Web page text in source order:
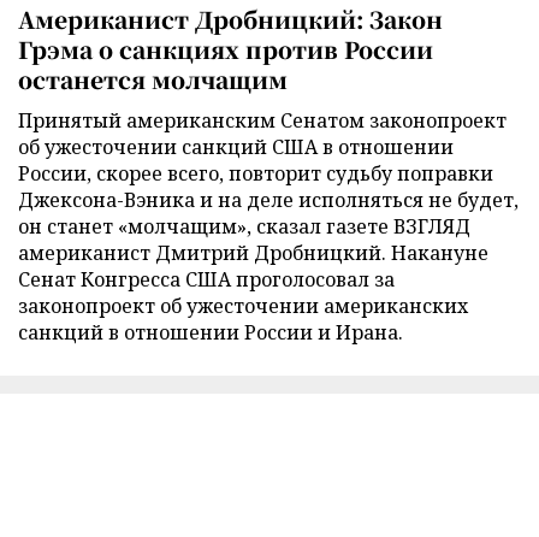
Американист Дробницкий: Закон
Грэма о санкциях против России
останется молчащим
Принятый американским Сенатом законопроект
об ужесточении санкций США в отношении
России, скорее всего, повторит судьбу поправки
Джексона-Вэника и на деле исполняться не будет,
он станет «молчащим», сказал газете ВЗГЛЯД
американист Дмитрий Дробницкий. Накануне
Сенат Конгресса США проголосовал за
законопроект об ужесточении американских
санкций в отношении России и Ирана.